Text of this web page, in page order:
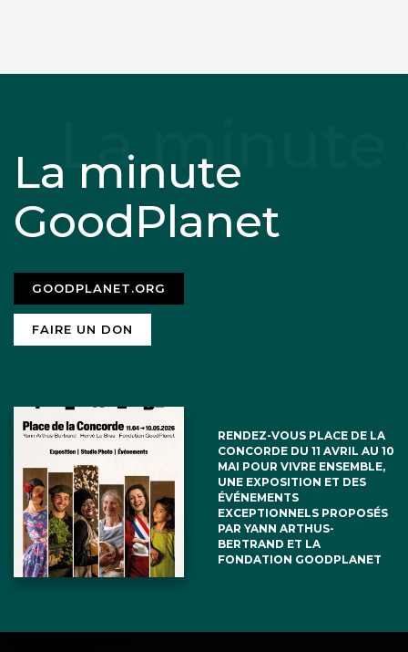
La minute
GoodPlanet
GOODPLANET.ORG
FAIRE UN DON
RENDEZ-VOUS PLACE DE LA
CONCORDE DU 11 AVRIL AU 10
MAI POUR VIVRE ENSEMBLE,
UNE EXPOSITION ET DES
ÉVÉNEMENTS
EXCEPTIONNELS PROPOSÉS
PAR YANN ARTHUS-
BERTRAND ET LA
FONDATION GOODPLANET